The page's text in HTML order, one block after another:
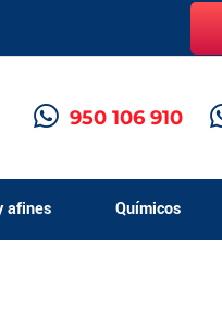
950 106 910
afines Químicos